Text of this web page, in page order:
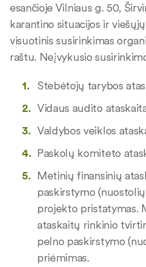
esančioje Vilniaus g. 50,
karantino situacijos ir
visuotinis susirinkimas
raštu. Neįvykusio
Stebėtojų tarybos
Vidaus audito
Valdybos veiklos
Paskolų komiteto
Metinių finansinių
paskirstymo
projekto pristatymas.
ataskaitų rinkinio
pelno paskirstymo
priėmimas.